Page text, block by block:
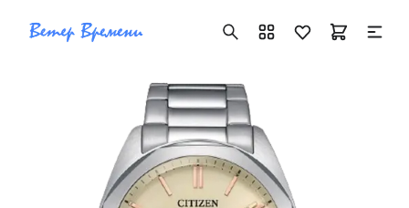
+7 ( 705 ) 181-42-50
info@vetervremeni.kz